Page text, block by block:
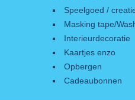
Speelgoed /
Masking tape/
Interieurdecoratie
Kaartjes enzo
Opbergen
Cadeaubonnen